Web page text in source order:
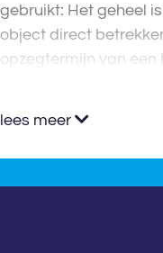
gebruikt: Het geheel
object direct
opzegtermijn van een
lees meer